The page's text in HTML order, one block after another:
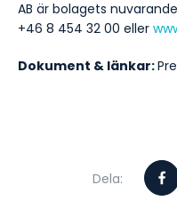
AB är bolagets
+46 8 454 32 00 eller
Dokument & länkar:
Dela: